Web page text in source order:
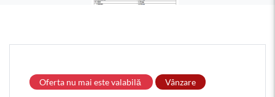
Oferta nu mai este valabilă Vânzare